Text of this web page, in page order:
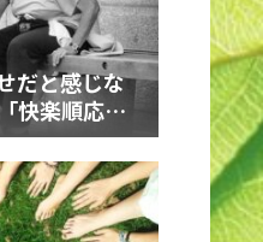
だと感じな
快楽順応」